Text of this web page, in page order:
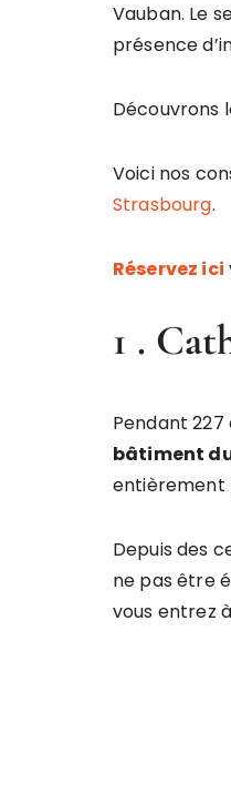
Vauban. Le
présence
Découvrons
Voici nos
Strasbourg.
Réservez ici
1 .
Pendant
bâtiment
entièrement
Depuis des
ne pas être
vous entrez